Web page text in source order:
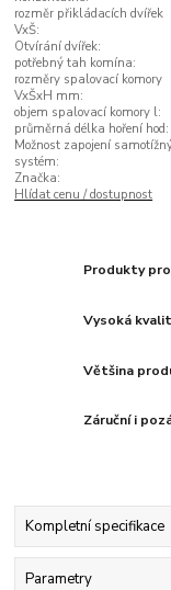
rozměr přikládacích dvířek
VxŠ:
Otvírání dvířek:
potřebný tah komína:
rozměry spalovací komory
VxŠxH mm:
objem spalovací komory l:
průměrná délka hoření hod:
Možnost zapojení
systém:
Značka:
Hlídat cenu / dostupnost
Produkty
Vysoká
Většina
Záruční i
Kompletní specifikace
Parametry